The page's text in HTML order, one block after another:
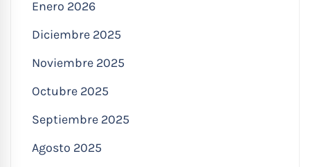
Enero 2026
Diciembre 2025
Noviembre 2025
Octubre 2025
Septiembre 2025
Agosto 2025